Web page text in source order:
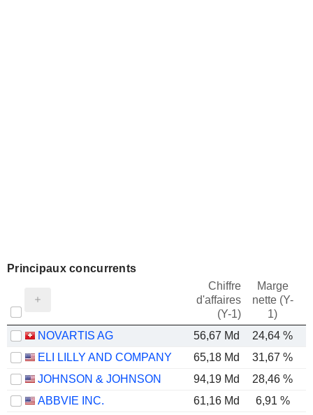
Principaux concurrents
Chiffre
d'affaires
(Y-1)
Marge
nette (Y-
1)
NOVARTIS AG 56,67 Md 24,64 %
ELI LILLY AND COMPANY
65,18 Md 31,67 %
JOHNSON & JOHNSON
94,19 Md 28,46 %
ABBVIE INC.
61,16 Md 6,91 %